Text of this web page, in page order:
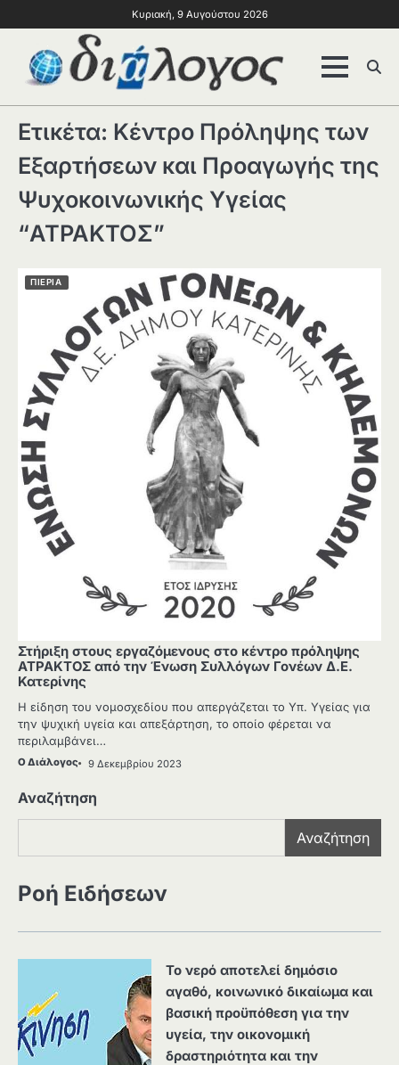
Κυριακή, 9 Αυγούστου 2026
Ετικέτα: Κέντρο Πρόληψης των
Εξαρτήσεων και Προαγωγής της
Ψυχοκοινωνικής Υγείας
“ΑΤΡΑΚΤΟΣ”
ΠΙΕΡΙΑ
Στήριξη στους εργαζόμενους στο κέντρο πρόληψης
ΑΤΡΑΚΤΟΣ από την Ένωση Συλλόγων Γονέων Δ.Ε.
Κατερίνης
Η είδηση του νομοσχεδίου που απεργάζεται το Υπ. Υγείας για
την ψυχική υγεία και απεξάρτηση, το οποίο φέρεται να
περιλαμβάνει…
Ο Διάλογος 9 Δεκεμβρίου 2023
Αναζήτηση
Αναζήτηση
Ροή Ειδήσεων
Το νερό αποτελεί δημόσιο
αγαθό, κοινωνικό δικαίωμα και
βασική προϋπόθεση για την
υγεία, την οικονομική
δραστηριότητα και την